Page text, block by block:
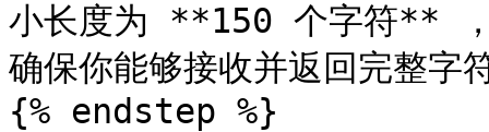
小长度为 **150 个字符**
确保你能够接收并返回完整字
{% endstep %}